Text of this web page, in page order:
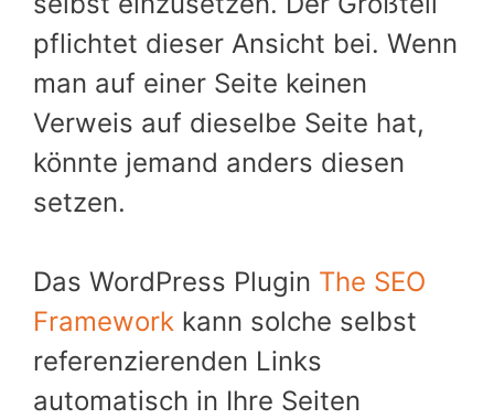
pflichtet dieser Ansicht bei. Wenn
man auf einer Seite keinen
Verweis auf dieselbe Seite hat,
könnte jemand anders diesen
setzen.
Das WordPress Plugin The SEO
Framework kann solche selbst
referenzierenden Links
automatisch in Ihre Seiten